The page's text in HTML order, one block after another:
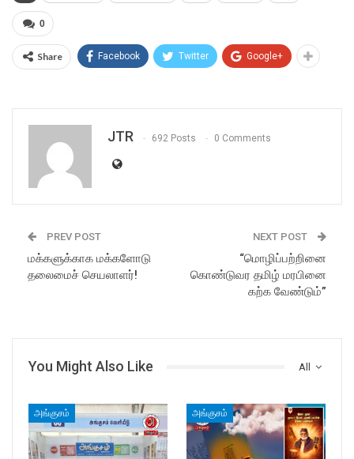
0
Share Facebook Twitter Google+
JTR 692 Posts 0 Comments
PREV POST
மக்களுக்காக மக்களோடு
தலைமைச் செயலாளர்!
NEXT POST
“மொழிப்பற்றினை
கொண்டுவர தமிழ் மரபினை
கற்க வேண்டும்”
All
You Might Also Like
அங்குசம் அங்குசம்